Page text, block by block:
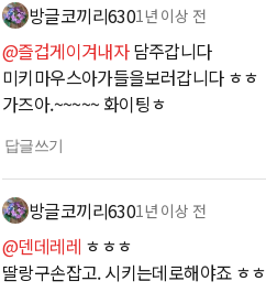
방글코끼리6301년 이상 전
@즐겁게이겨내자담주갑니다
미키마우스아가들을보러갑니다 ㅎㅎ
가즈아.~~~~~ 화이팅ㅎ
답글쓰기
방글코끼리6301년 이상 전
@덴데레레 ㅎㅎㅎ
딸랑구손잡고. 시키는데로해야죠 ㅎㅎ